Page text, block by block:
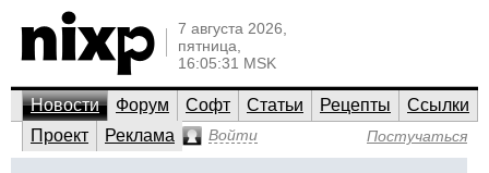
7 августа 2026,
пятница,
16:05:31 MSK
Новости Форум Софт Статьи Рецепты
Ссылки
Проект
Реклама Войти Постучаться